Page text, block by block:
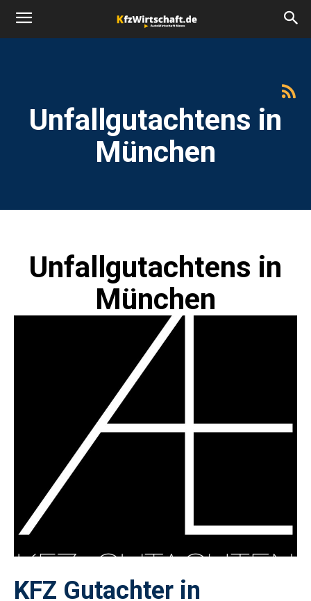
Unfallgutachtens in
München
Unfallgutachtens in
München
KFZ Gutachter in